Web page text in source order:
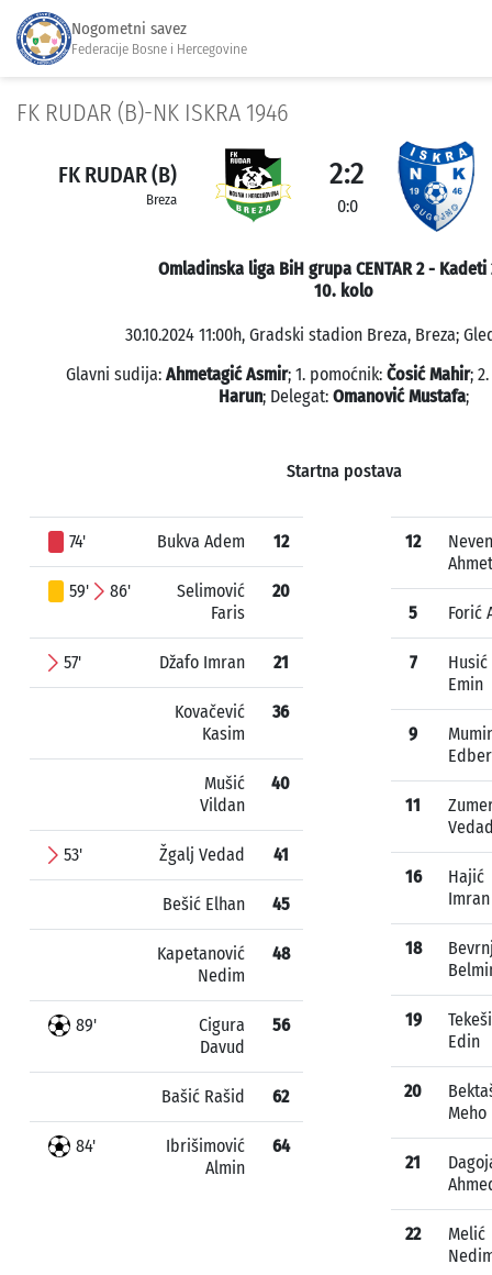
Nogometni savez
Federacije Bosne i Hercegovine
FK RUDAR (B)-NK ISKRA 1946
FK RUDAR (B)
Breza
2:2
0:0
Omladinska liga BiH grupa CENTAR 2 - Kadeti
10. kolo
30.10.2024 11:00h, Gradski stadion Breza, Breza;
Glavni sudija: Ahmetagić Asmir; 1. pomoćnik: Čosić Mahir;
Harun; Delegat: Omanović Mustafa;
Startna postava
74' Bukva Adem 12
59' 86'
Selimović
Faris
20
57' Džafo Imran 21
Kovačević
Kasim
36
Mušić
Vildan
40
53' Žgalj Vedad 41
Bešić Elhan 45
Kapetanović
Nedim
48
89'
Cigura
Davud
56
Bašić Rašid 62
84'
Ibrišimović
Almin
64
12
Ahmet
5 Forić
7
Husić
Emin
9
Edber
11
16
Hajić
Imran
18
19
Edin
20
Meho
21
22
Melić